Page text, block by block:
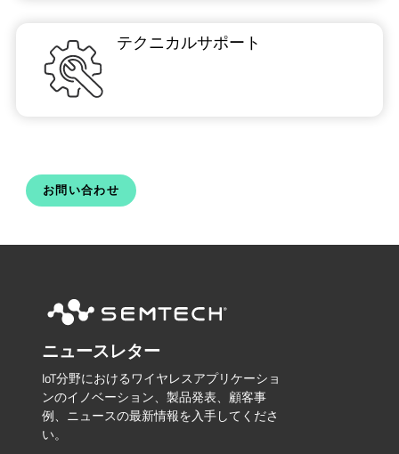
テクニカルサポート
お問い合わせ
ニュースレター
IoT分野におけるワイヤレスアプリケーショ
ンのイノベーション、製品発表、顧客事
例、ニュースの最新情報を入手してくださ
い。